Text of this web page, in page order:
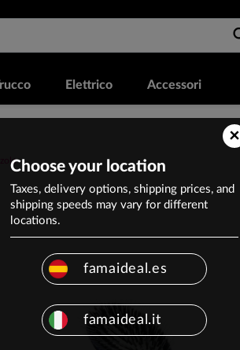
Elettrico Accessori
×
Choose your location
Taxes, delivery options, shipping prices, and
shipping speeds may vary for different
locations.
famaideal.es
famaideal.it